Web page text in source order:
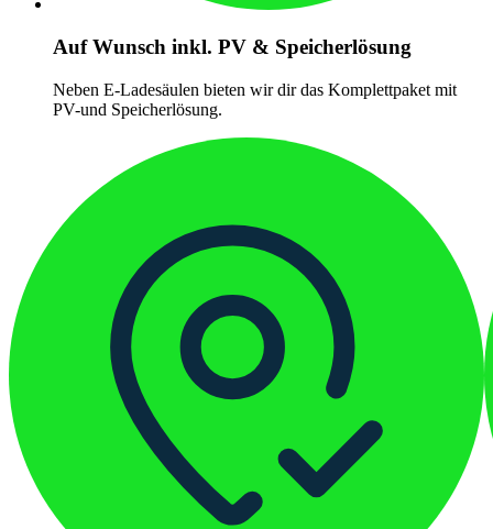
Auf Wunsch inkl. PV & Speicherlösung
Neben E-Ladesäulen bieten wir dir das Komplettpaket mit
PV-und Speicherlösung.